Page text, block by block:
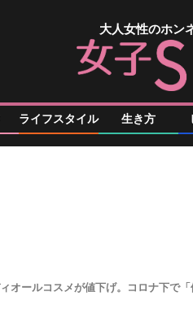
大人女性のホン
ライフスタイル 生き方
オールコスメが値下げ。コロナ下で